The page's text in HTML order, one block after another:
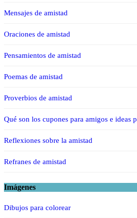
Mensajes de amistad
Oraciones de amistad
Pensamientos de amistad
Poemas de amistad
Proverbios de amistad
Qué son los cupones para amigos e ideas
Reflexiones sobre la amistad
Refranes de amistad
Imágenes
Dibujos para colorear